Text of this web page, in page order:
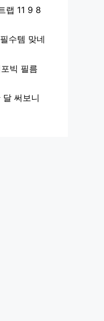
랩 11 9 8
수템 맞네
빅 필름
써보니